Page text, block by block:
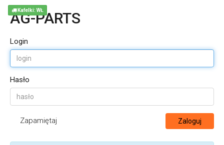
AG-PARTS
Login
Hasło
Zapamiętaj Zaloguj
Kafelki: WŁ